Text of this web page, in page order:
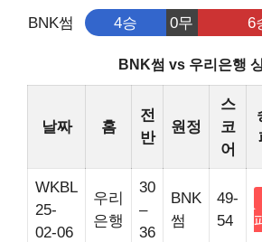
BNK썸 4승 0무 6
BNK썸 vs 우리은행
날짜 홈
전
반
원정
스
코
어
WKBL
25-
02-06
우리
은행
30
–
36
BNK
썸
49-
54